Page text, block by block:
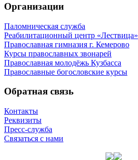
Организации
Паломническая служба
Реабилитационный центр «Лествица»
Православная гимназия г. Кемерово
Курсы православных звонарей
Православная молодёжь Кузбасса
Православные богословские курсы
Обратная связь
Контакты
Реквизиты
Пресс-служба
Связаться с нами